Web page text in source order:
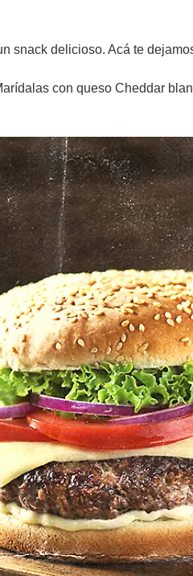
snack delicioso. Acá te
con queso Cheddar